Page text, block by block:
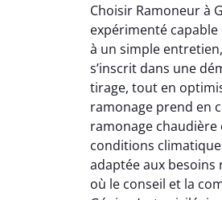
Choisir Ramoneur à
expérimenté
à un simple
s’inscrit dans une
tirage, tout en
ramonage prend en
ramonage chaudière
conditions
adaptée aux besoins
où le conseil et la